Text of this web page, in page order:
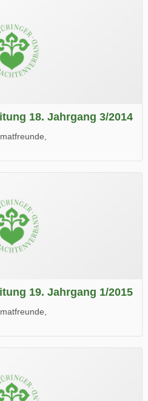
18. Jahrgang 3/2014
Lesen.
19. Jahrgang 1/2015
Lesen.